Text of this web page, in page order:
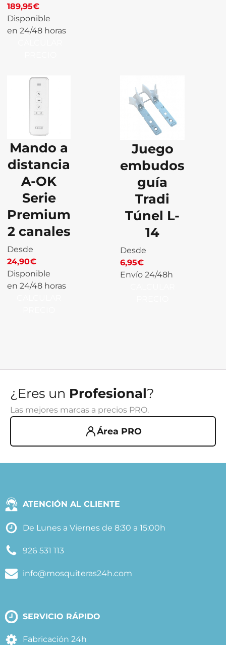
189,95€
Disponible
en 24/48 horas
Mando a
distancia
A-OK
Serie
Premium
2 canales
Desde
24,90€
Disponible
en 24/48 horas
Juego
embudos
guía
Tradi
Túnel L-
14
Desde
6,95€
Envío 24/48h
¿Eres un Profesional?
Las mejores marcas a precios PRO.
Área PRO
ATENCIÓN AL CLIENTE
De Lunes a Viernes de 8:30 a 15:00h
926 531 113
info@mosquiteras24h.com
SERVICIO RÁPIDO
Fabricación 24h